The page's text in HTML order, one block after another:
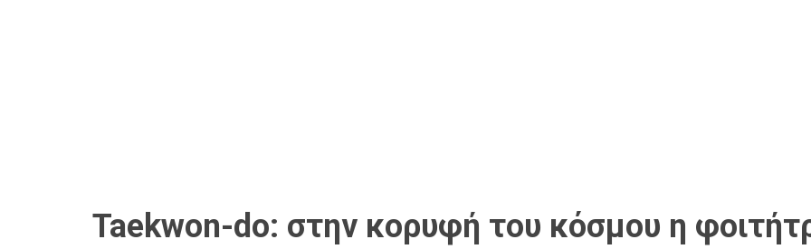
Taekwon-do: στην κορυφή του κόσμου η